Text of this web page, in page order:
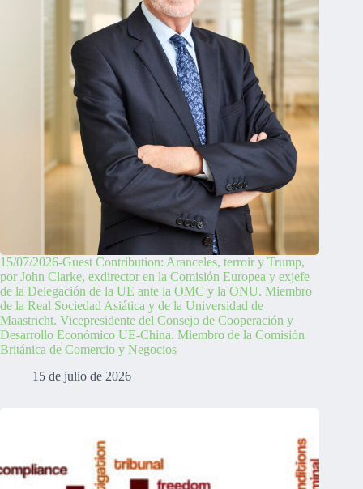
15/07/2026-Guest Contribution: Aranceles, terroir y Trump,
por John Clarke, exdirector en la Comisión Europea y exjefe
de la Delegación de la UE ante la OMC y la ONU. Miembro
de la Real Sociedad Asiática y de la Universidad de
Maastricht. Vicepresidente del Consejo de Cooperación y
Desarrollo Económico UE-China. Miembro de la Comisión
Británica de Comercio y Negocios
15 de julio de 2026